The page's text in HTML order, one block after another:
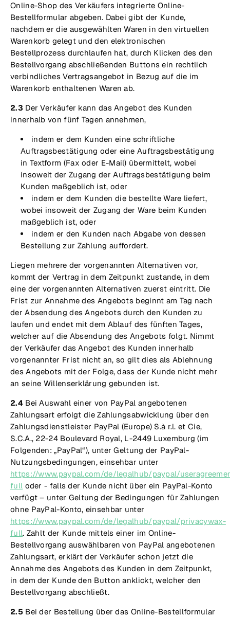
Online-Shop des Verkäufers integrierte Online-
Bestellformular abgeben. Dabei gibt der Kunde,
nachdem er die ausgewählten Waren in den virtuellen
Warenkorb gelegt und den elektronischen
Bestellprozess durchlaufen hat, durch Klicken des den
Bestellvorgang abschließenden Buttons ein rechtlich
verbindliches Vertragsangebot in Bezug auf die im
Warenkorb enthaltenen Waren ab.
2.3 Der Verkäufer kann das Angebot des Kunden
innerhalb von fünf Tagen annehmen,
indem er dem Kunden eine schriftliche
Auftragsbestätigung oder eine Auftragsbestätigung
in Textform (Fax oder E-Mail) übermittelt, wobei
insoweit der Zugang der Auftragsbestätigung beim
Kunden maßgeblich ist, oder
indem er dem Kunden die bestellte Ware liefert,
wobei insoweit der Zugang der Ware beim Kunden
maßgeblich ist, oder
indem er den Kunden nach Abgabe von dessen
Bestellung zur Zahlung auffordert.
Liegen mehrere der vorgenannten Alternativen vor,
kommt der Vertrag in dem Zeitpunkt zustande, in dem
eine der vorgenannten Alternativen zuerst eintritt. Die
Frist zur Annahme des Angebots beginnt am Tag nach
der Absendung des Angebots durch den Kunden zu
laufen und endet mit dem Ablauf des fünften Tages,
welcher auf die Absendung des Angebots folgt. Nimmt
der Verkäufer das Angebot des Kunden innerhalb
vorgenannter Frist nicht an, so gilt dies als Ablehnung
des Angebots mit der Folge, dass der Kunde nicht mehr
an seine Willenserklärung gebunden ist.
2.4Bei Auswahl einer von PayPal angebotenen
Zahlungsart erfolgt die Zahlungsabwicklung über den
Zahlungsdienstleister PayPal (Europe) S.à r.l. et Cie,
S.C.A., 22-24 Boulevard Royal, L-2449 Luxemburg (im
Folgenden: „PayPal“), unter Geltung der PayPal-
Nutzungsbedingungen, einsehbar unter
https://www.paypal.com/de/legalhub/paypal/
full oder - falls der Kunde nicht über ein PayPal-Konto
verfügt – unter Geltung der Bedingungen für Zahlungen
ohne PayPal-Konto, einsehbar unter
https://www.paypal.com/de/legalhub/paypal/privacywax-
full. Zahlt der Kunde mittels einer im Online-
Bestellvorgang auswählbaren von PayPal angebotenen
Zahlungsart, erklärt der Verkäufer schon jetzt die
Annahme des Angebots des Kunden in dem Zeitpunkt,
in dem der Kunde den Button anklickt, welcher den
Bestellvorgang abschließt.
2.5Bei der Bestellung über das Online-Bestellformular